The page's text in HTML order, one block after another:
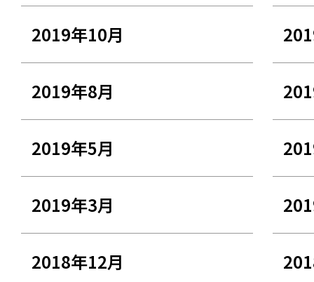
2019年10月
2019年8月
2019年5月
2019年3月
2018年12月